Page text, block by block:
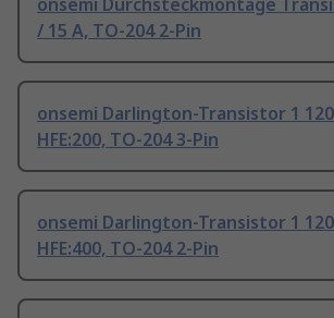
onsemi Durchsteckmontage
/ 15 A, TO-204 2-Pin
onsemi Darlington-Transistor 1 120
HFE:200, TO-204 3-Pin
onsemi Darlington-Transistor 1 120
HFE:400, TO-204 2-Pin